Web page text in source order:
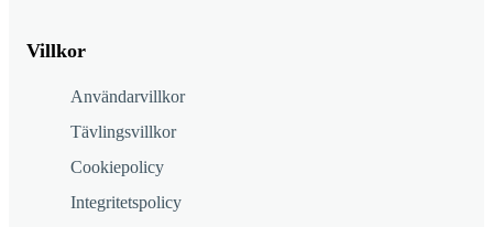
Villkor
Användarvillkor
Tävlingsvillkor
Cookiepolicy
Integritetspolicy